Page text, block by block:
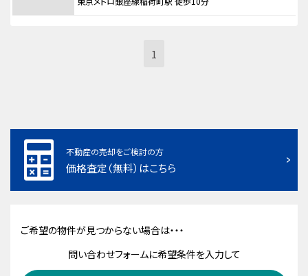
1
不動産の売却をご検討の方
価格査定（無料）はこちら
ご希望の物件が見つからない場合は・・・
問い合わせフォームに希望条件を入力して